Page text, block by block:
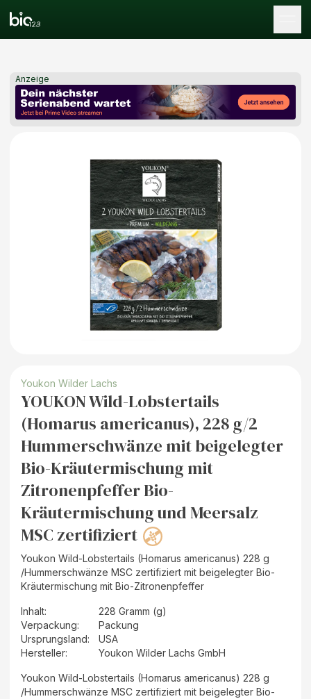
Anzeige
Youkon Wilder Lachs
YOUKON Wild-Lobstertails
(Homarus americanus), 228 g/2
Hummerschwänze mit beigelegter
Bio-Kräutermischung mit
Zitronenpfeffer Bio-
Kräutermischung und Meersalz
MSC zertifiziert
Youkon Wild-Lobstertails (Homarus americanus) 228 g
/Hummerschwänze MSC zertifiziert mit beigelegter Bio-
Kräutermischung mit Bio-Zitronenpfeffer
Inhalt:
228 Gramm (g)
Verpackung:
Packung
Ursprungsland:
USA
Hersteller: Youkon Wilder Lachs GmbH
Youkon Wild-Lobstertails (Homarus americanus) 228 g
/Hummerschwänze MSC zertifiziert mit beigelegter Bio-